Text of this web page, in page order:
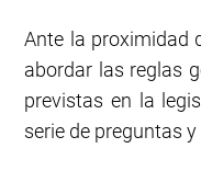
Ante la proximidad
abordar las reglas
previstas en la
serie de preguntas